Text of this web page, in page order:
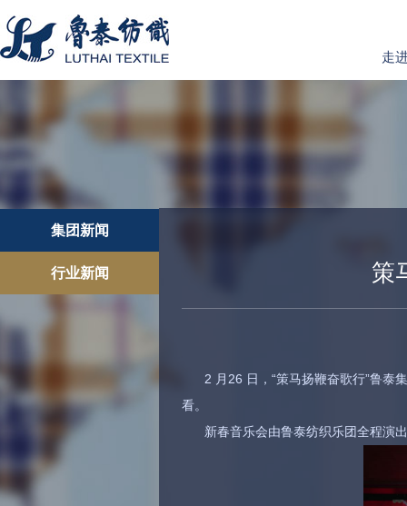
走
集团新闻
行业新闻 策
2 月26 日，“策马扬鞭奋歌行”鲁泰
看。
新春音乐会由鲁泰纺织乐团全程演